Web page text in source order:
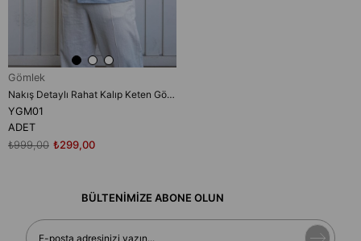
Gömlek
Nakış Detaylı Rahat Kalıp Keten Gömlek (YGM01)
YGM01
ADET
₺299,00
₺999,00
BÜLTENİMİZE ABONE OLUN